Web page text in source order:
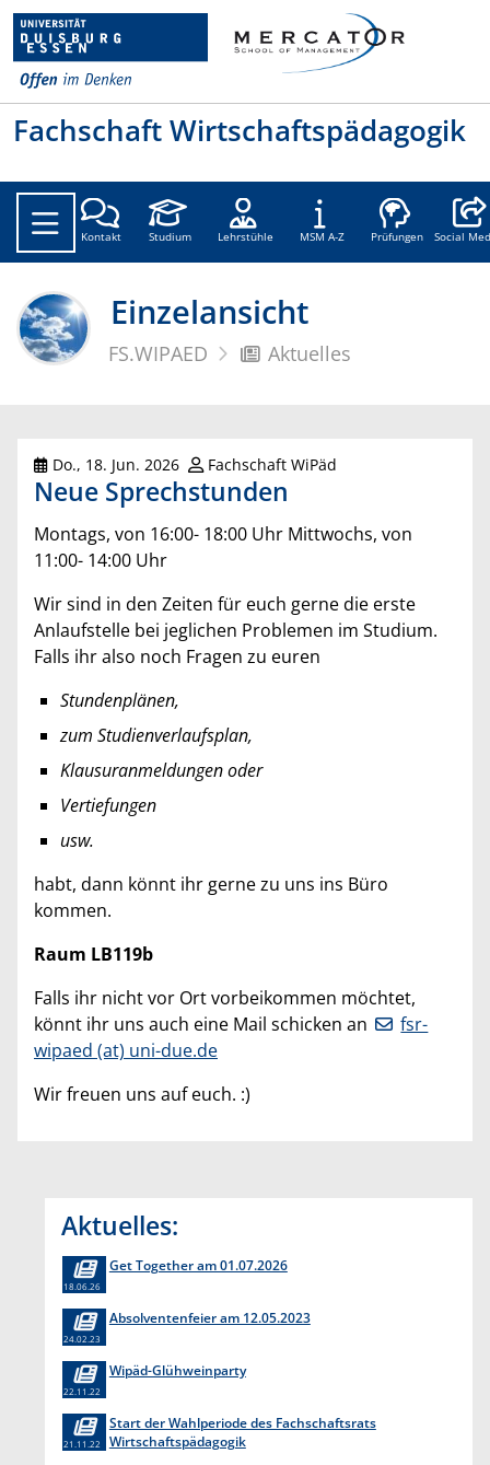
Fachschaft Wirtschaftspädagogik
Kontakt Studium Lehrstühle MSM A-Z Prüfungen Social
Einzelansicht
FS.WIPAED Aktuelles
Do., 18. Jun. 2026 Fachschaft WiPäd
Neue Sprechstunden
Montags, von 16:00- 18:00 Uhr Mittwochs, von
11:00- 14:00 Uhr
Wir sind in den Zeiten für euch gerne die erste
Anlaufstelle bei jeglichen Problemen im Studium.
Falls ihr also noch Fragen zu euren
Stundenplänen,
zum Studienverlaufsplan,
Klausuranmeldungen oder
Vertiefungen
usw.
habt, dann könnt ihr gerne zu uns ins Büro
kommen.
Raum LB119b
Falls ihr nicht vor Ort vorbeikommen möchtet,
könnt ihr uns auch eine Mail schicken an
fsr-
wipaed (at) uni-due.de
Wir freuen uns auf euch. :)
Aktuelles:
Get Together am 01.07.2026
18.06.26
Absolventenfeier am 12.05.2023
24.02.23
Wipäd-Glühweinparty
22.11.22
Start der Wahlperiode des Fachschaftsrats
Wirtschaftspädagogik
21.11.22